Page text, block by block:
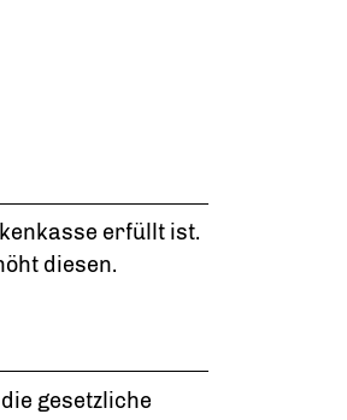
erfüllt ist.
diesen.
gesetzliche